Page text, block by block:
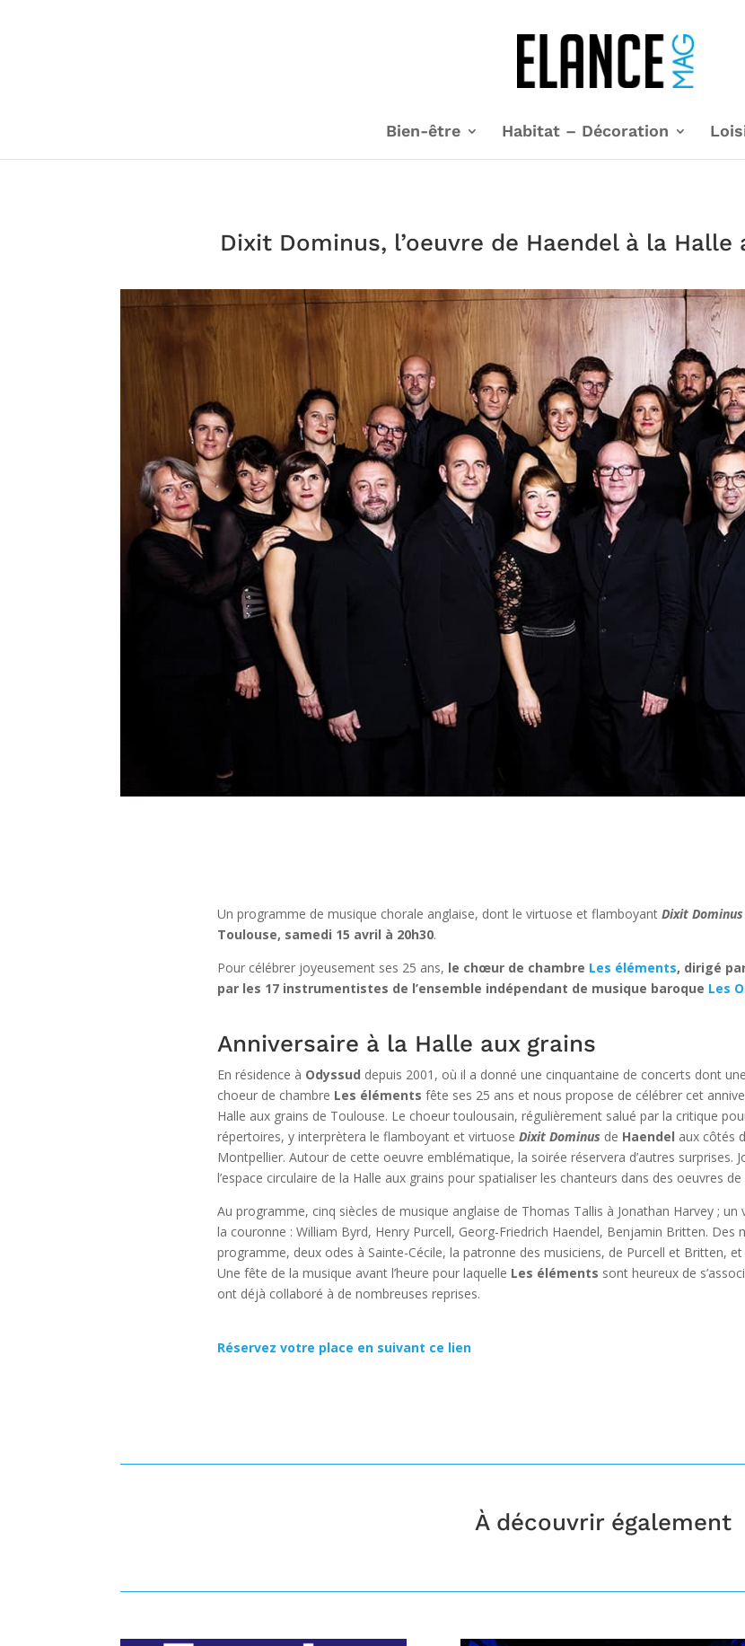
Bien-être Habitat – Décoration
Dixit Dominus, l’oeuvre de Haendel à la Halle
Un programme de musique chorale anglaise, dont le virtuose et flamboyant Dixit Dominus
Toulouse, samedi 15 avril à 20h30.
Pour célébrer joyeusement ses 25 ans, le chœur de chambre Les éléments, dirigé
par les 17 instrumentistes de l’ensemble indépendant de musique baroque Les
Anniversaire à la Halle aux grains
En résidence à Odyssud depuis 2001, où il a donné une cinquantaine de concerts dont
choeur de chambre Les éléments fête ses 25 ans et nous propose de célébrer cet
Halle aux grains de Toulouse. Le choeur toulousain, régulièrement salué par la critique
répertoires, y interprètera le flamboyant et virtuose Dixit Dominus de Haendel aux côtés
Montpellier. Autour de cette oeuvre emblématique, la soirée réservera d’autres surprises.
l’espace circulaire de la Halle aux grains pour spatialiser les chanteurs dans des oeuvres
Au programme, cinq siècles de musique anglaise de Thomas Tallis à Jonathan Harvey ;
la couronne : William Byrd, Henry Purcell, Georg-Friedrich Haendel, Benjamin Britten.
programme, deux odes à Sainte-Cécile, la patronne des musiciens, de Purcell et Britten,
Une fête de la musique avant l’heure pour laquelle Les éléments sont heureux de
ont déjà collaboré à de nombreuses reprises.
Réservez votre place en suivant ce lien
À découvrir également